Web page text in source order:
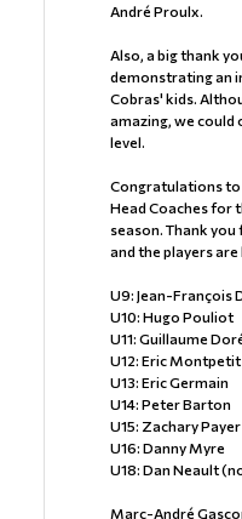
André Proulx.
Also, a big thank
demonstrating an
Cobras' kids.
amazing, we could
level.
Congratulations to
Head Coaches for
season. Thank
and the players
U9: Jean-François
U10: Hugo Pouliot
U11: Guillaume
U12: Eric Montpetit
U13: Eric Germain
U14: Peter Barton
U15: Zachary
U16: Danny Myre
U18: Dan Neault
Marc-André